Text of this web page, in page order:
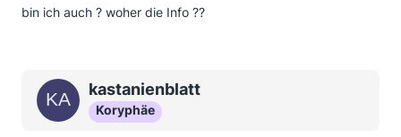
bin ich auch ? woher die Info ??
kastanienblatt
Koryphäe